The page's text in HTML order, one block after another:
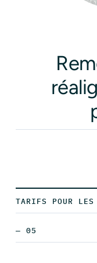
TARIFS POUR LES
— 05